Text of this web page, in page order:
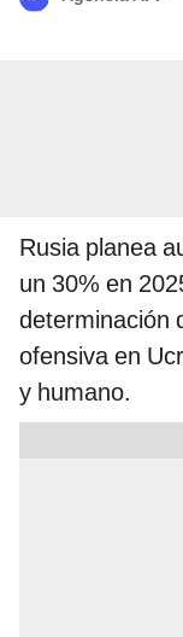
Rusia planea
un 30% en
determinación
ofensiva en
y humano.